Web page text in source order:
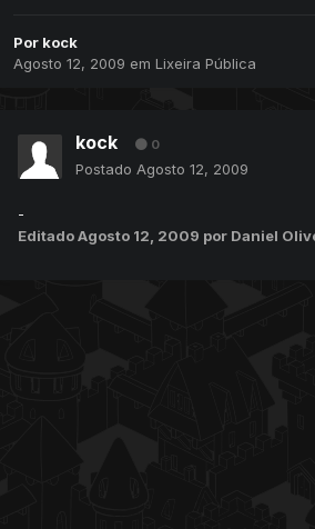
Por kock
Agosto 12, 2009 em Lixeira Pública
kock 0
Postado Agosto 12, 2009
-
EditadoAgosto 12, 2009 por Daniel